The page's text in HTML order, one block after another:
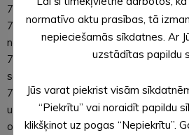
7.6. dalībniekiem jābūt klāt
7.7. uzvarētāju nosaka žūrija. Žūrijas
nepārsūdzams;
7.8. piedalīties drīkst tikai tie plosti,
sacensībām, cilvēku skaits uz plosta
7.9. katram uz plosta esošajam
uzvilktai glābšanas vestei (iepriekš
organizators nodrošina);
normatīvo aktu prasības, tā
nepieciešamās sīkdatnes. Ar
uzstādītas papildu
Jūs varat piekrist visām
“Piekrītu” vai noraidīt papildu
klikšķinot uz pogas “Nepiekrītu”.